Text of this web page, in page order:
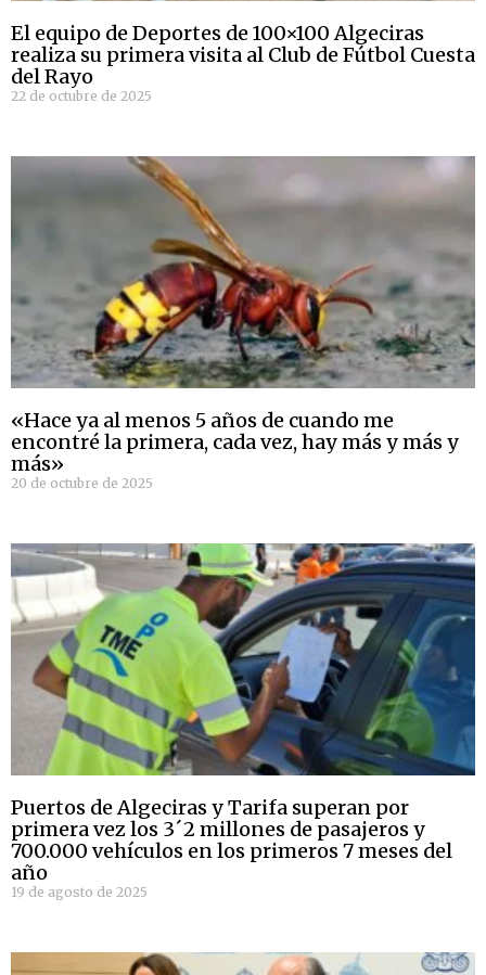
El equipo de Deportes de 100×100 Algeciras
realiza su primera visita al Club de Fútbol Cuesta
del Rayo
22 de octubre de 2025
«Hace ya al menos 5 años de cuando me
encontré la primera, cada vez, hay más y más y
más»
20 de octubre de 2025
Puertos de Algeciras y Tarifa superan por
primera vez los 3´2 millones de pasajeros y
700.000 vehículos en los primeros 7 meses del
año
19 de agosto de 2025